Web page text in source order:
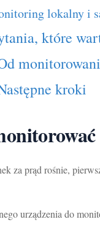
lokalny i
które
kroki
za prąd rośnie,
urządzenia do